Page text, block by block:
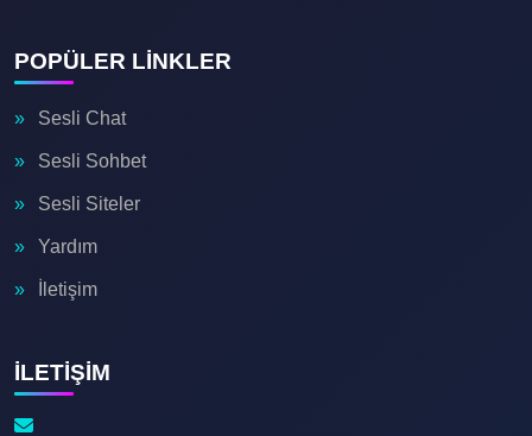
POPÜLER LİNKLER
Sesli Chat
Sesli Sohbet
Sesli Siteler
Yardım
İletişim
İLETİŞİM